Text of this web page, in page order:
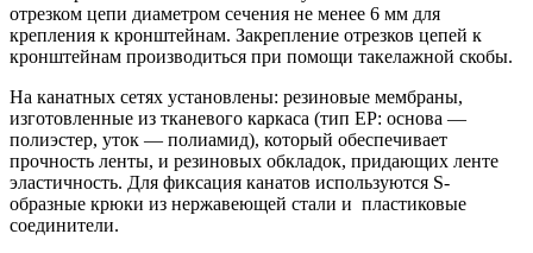
отрезком цепи диаметром сечения не менее 6 мм для
крепления к кронштейнам. Закрепление отрезков цепей к
кронштейнам производиться при помощи такелажной скобы.
На канатных сетях установлены: резиновые мембраны,
изготовленные из тканевого каркаса (тип EP: основа —
полиэстер, уток — полиамид), который обеспечивает
прочность ленты, и резиновых обкладок, придающих ленте
эластичность. Для фиксация канатов используются S-
образные крюки из нержавеющей стали и пластиковые
соединители.